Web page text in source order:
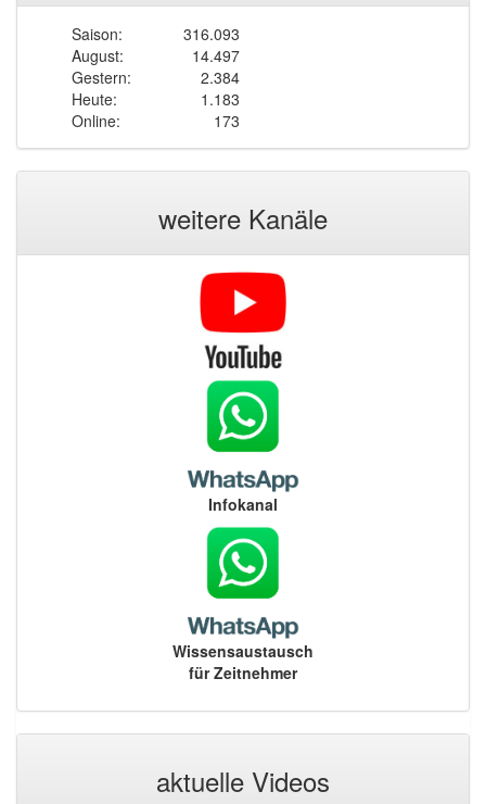
Saison:
316.093
August:
14.497
Gestern:
2.384
Heute:
1.183
Online:
173
weitere Kanäle
Infokanal
Wissensaustausch
für Zeitnehmer
aktuelle Videos